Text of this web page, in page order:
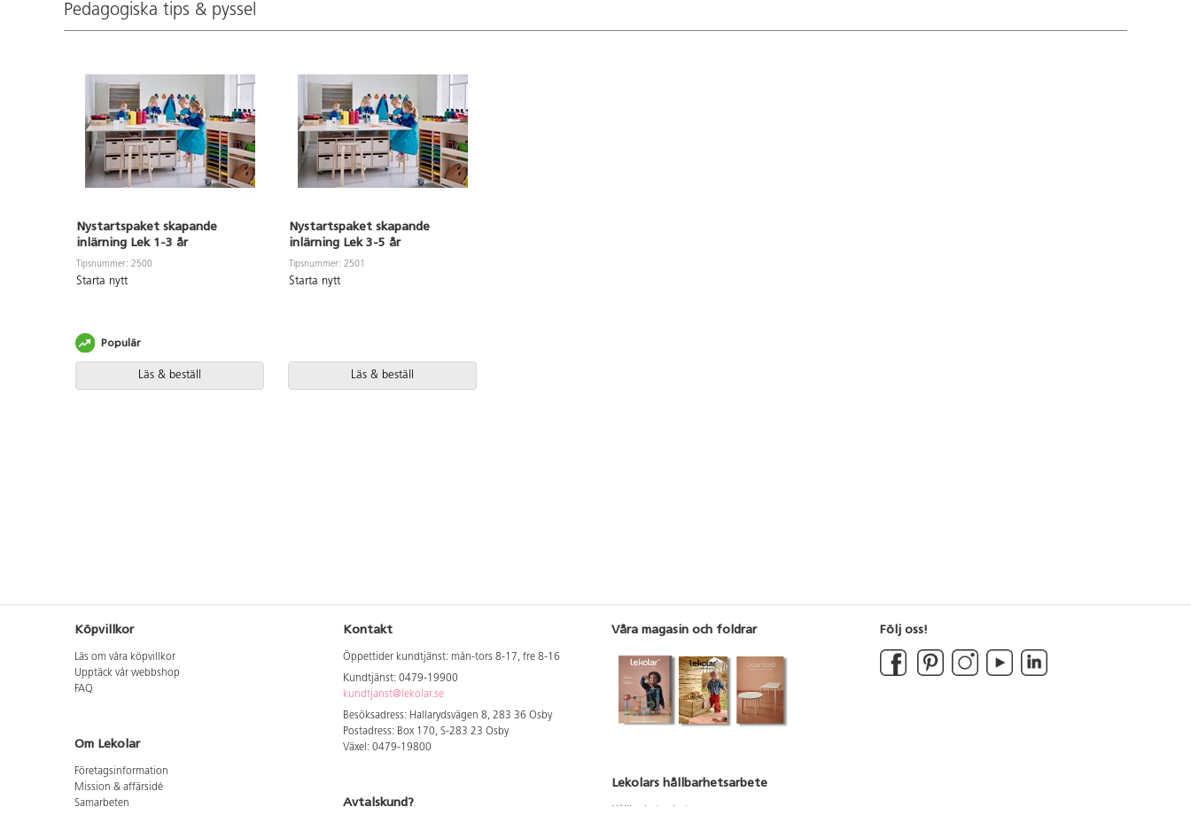
Pedagogiska tips & pyssel
Nystartspaket skapande
inlärning Lek 1-3 år
Tipsnummer: 2500
Starta nytt
Läs & beställ
Populär
Nystartspaket skapande
inlärning Lek 3-5 år
Tipsnummer: 2501
Starta nytt
Läs & beställ
Köpvillkor
Läs om våra köpvillkor
Upptäck vår webbshop
FAQ
Om Lekolar
Företagsinformation
Mission & affärsidé
Samarbeten
Kontakt
Öppettider kundtjänst: mån-tors 8-17, fre 8-16
Kundtjänst: 0479-19900
kundtjanst@lekolar.se
Besöksadress: Hallarydsvägen 8, 283 36 Osby
Postadress: Box 170, S-283 23 Osby
Växel: 0479-19800
Avtalskund?
Våra magasin och foldrar
Lekolars hållbarhetsarbete
Följ oss!